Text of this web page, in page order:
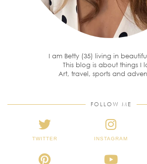
I am Betty (35) living in
This blog is about things I
Art, travel, sports and
FOLLOW ME
TWITTER INSTAGRAM